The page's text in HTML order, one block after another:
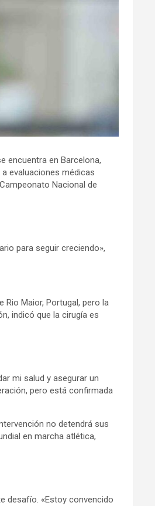
encuentra en Barcelona,
evaluaciones médicas
Nacional de
para seguir creciendo»,
Rio Maior, Portugal, pero la
indicó que la cirugía es
mi salud y asegurar un
pero está confirmada
no detendrá sus
en marcha atlética,
desafío. «Estoy convencido